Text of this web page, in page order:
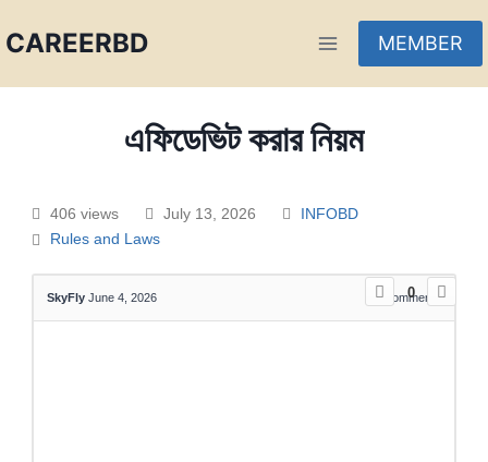
CAREERBD MEMBER
এফিডেভিট করার নিয়ম
406 views July 13, 2026
INFOBD
Rules and Laws
0
SkyFly June 4, 2026 0Comments
FORUM